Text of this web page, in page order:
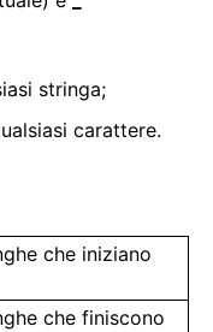
stringa;
carattere.
che iniziano
che finiscono